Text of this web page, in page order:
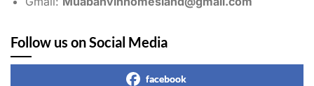
Follow us on Social Media
facebook